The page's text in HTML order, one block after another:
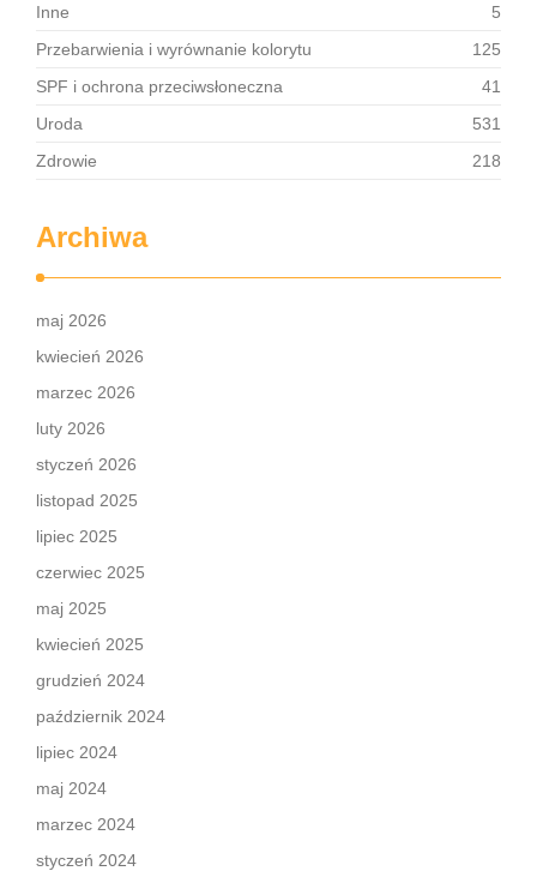
Inne
5
Przebarwienia i wyrównanie kolorytu
125
SPF i ochrona przeciwsłoneczna
41
Uroda
531
Zdrowie
218
Archiwa
maj 2026
kwiecień 2026
marzec 2026
luty 2026
styczeń 2026
listopad 2025
lipiec 2025
czerwiec 2025
maj 2025
kwiecień 2025
grudzień 2024
październik 2024
lipiec 2024
maj 2024
marzec 2024
styczeń 2024